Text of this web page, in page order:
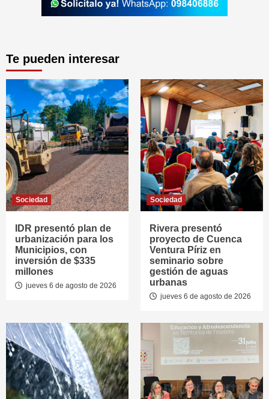
Te pueden interesar
Sociedad
IDR presentó plan de
urbanización para los
Municipios, con
inversión de $335
millones
jueves 6 de agosto de 2026
Sociedad
Rivera presentó
proyecto de Cuenca
Ventura Píriz en
seminario sobre
gestión de aguas
urbanas
jueves 6 de agosto de 2026